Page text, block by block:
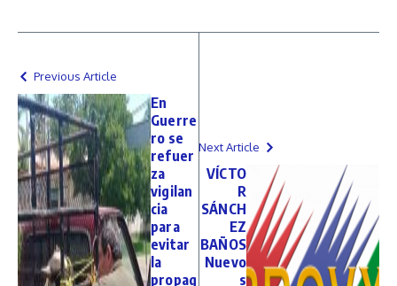
Previous Article
En
Guerre
ro se
refuer
za
vigilan
cia
para
evitar
la
propag
Next Article
VÍCTO
R
SÁNCH
EZ
BAÑOS
Nuevo
s